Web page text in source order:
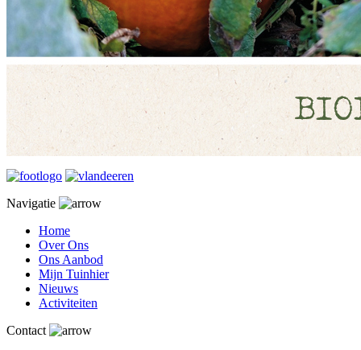
Navigatie
Home
Over Ons
Ons Aanbod
Mijn Tuinhier
Nieuws
Activiteiten
Contact